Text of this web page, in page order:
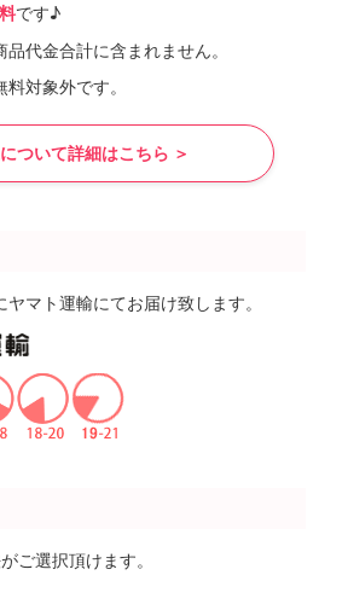
です♪
代金合計に含まれません。
対象外です。
ついて詳細はこちら ＞
ヤマト運輸にてお届け致します。
ご選択頂けます。